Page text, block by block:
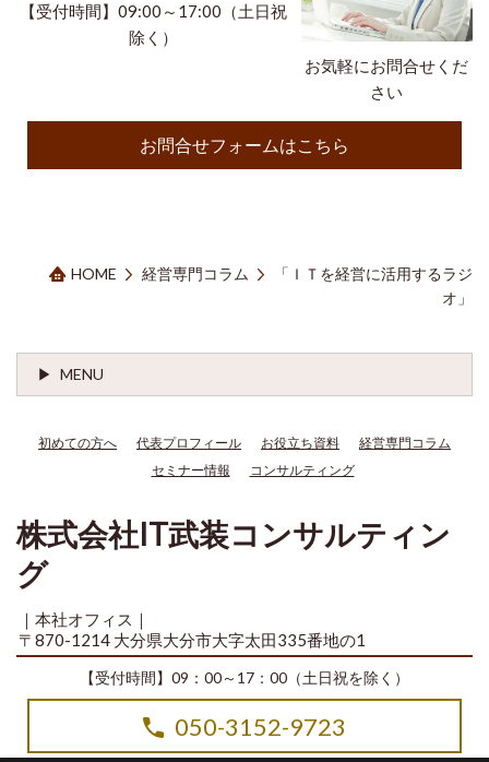
お気軽にお問合せくだ
さい
【受付時間】09:00～17:00（土日祝
除く）
お問合せフォームはこちら
HOME 経営専門コラム
「ＩＴを経営に活用するラジ
オ」
MENU
初めての方へ 代表プロフィール お役立ち資料
経営専門コラム
セミナー情報
コンサルティング
株式会社IT武装コンサルティン
グ
｜本社オフィス｜
〒870-1214 大分県大分市大字太田335番地の1
【受付時間】09：00～17：00（土日祝を除く）
050-3152-9723